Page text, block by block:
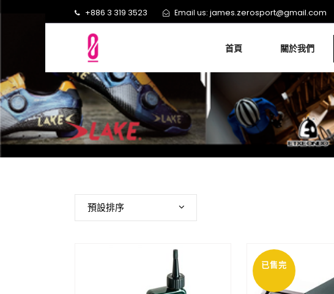
+886 3 319 3523 Email us: james.zerosport@gmail.com
首頁 關於我們
預設排序
已售完